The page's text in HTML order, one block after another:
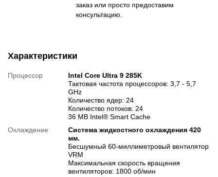
заказ или просто предоставим
консультацию.
Характеристики
Процессор
Intel Core Ultra 9 285K
Тактовая частота процессоров: 3,7 - 5,7
GHz
Количество ядер: 24
Количество потоков: 24
36 MB Intel® Smart Cache
Охлаждение
Система жидкостного охлаждения 420
мм.
Бесшумный 60-миллиметровый вентилятор
VRM
Максимальная скорость вращения
вентиляторов: 1800 об/мин